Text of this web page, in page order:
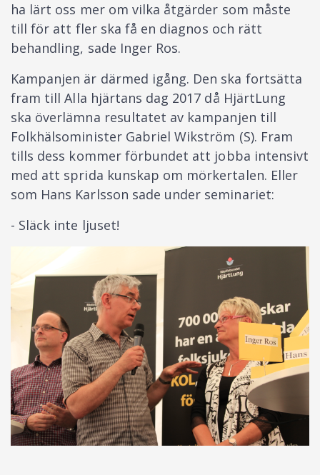
ha lärt oss mer om vilka åtgärder som måste
till för att fler ska få en diagnos och rätt
behandling, sade Inger Ros.
Kampanjen är därmed igång. Den ska fortsätta
fram till Alla hjärtans dag 2017 då HjärtLung
ska överlämna resultatet av kampanjen till
Folkhälsominister Gabriel Wikström (S). Fram
tills dess kommer förbundet att jobba intensivt
med att sprida kunskap om mörkertalen. Eller
som Hans Karlsson sade under seminariet:
- Släck inte ljuset!